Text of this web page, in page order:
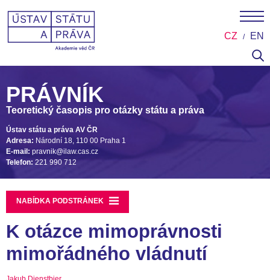
CZ EN
PRÁVNÍK
Teoretický časopis pro otázky státu a práva
Ústav státu a práva AV ČR
Adresa: Národní 18, 110 00 Praha 1
E-mail: pravnik@ilaw.cas.cz
Telefon: 221 990 712
NABÍDKA PODSTRÁNEK
K otázce mimoprávnosti
mimořádného vládnutí